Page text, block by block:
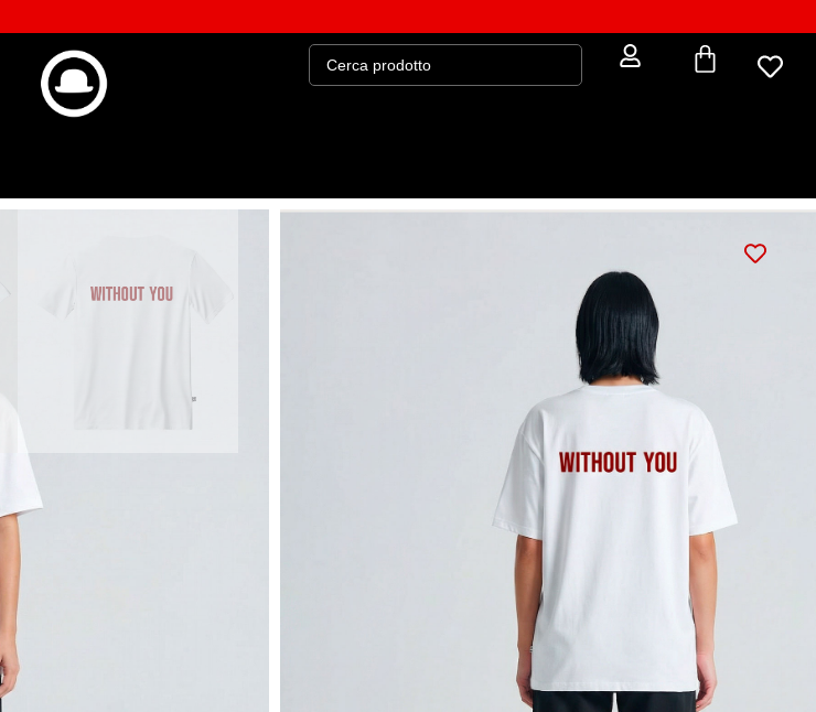
GUIDA ALLE MISURE
– unisex a taglio dritto, confortevole e
XXL
AGGIUNGI AL CARRELLO